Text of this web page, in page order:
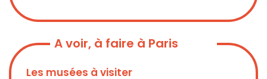
A voir, à faire à Paris
Les musées à visiter